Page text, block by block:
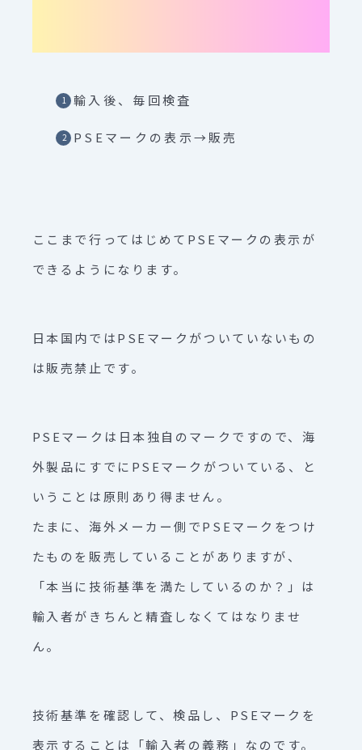
輸入後、毎回検査
PSEマークの表示→販売
ここまで行ってはじめてPSEマークの表示が
できるようになります。
日本国内ではPSEマークがついていないもの
は販売禁止です。
PSEマークは日本独自のマークですので、海
外製品にすでにPSEマークがついている、と
いうことは原則あり得ません。
たまに、海外メーカー側でPSEマークをつけ
たものを販売していることがありますが、
「本当に技術基準を満たしているのか？」は
輸入者がきちんと精査しなくてはなりませ
ん。
技術基準を確認して、検品し、PSEマークを
表示することは「輸入者の義務」なのです。